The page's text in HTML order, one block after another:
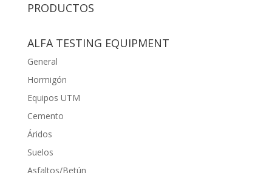
PRODUCTOS
ALFA TESTING EQUIPMENT
General
Hormigón
Equipos UTM
Cemento
Áridos
Suelos
Asfaltos/Betún